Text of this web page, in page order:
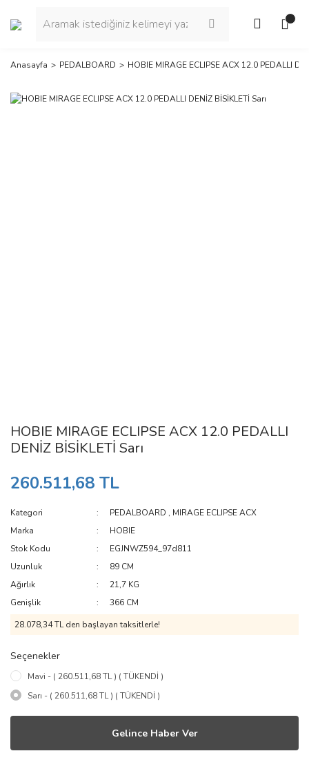
Anasayfa PEDALBOARD HOBIE MIRAGE ECLIPSE ACX 12.0 PEDALLI
HOBIE MIRAGE ECLIPSE ACX 12.0 PEDALLI
DENİZ BİSİKLETİ Sarı
260.511,68 TL
Kategori PEDALBOARD , MIRAGE ECLIPSE ACX
Marka
HOBIE
Stok Kodu
EGJNWZ594_97d811
Uzunluk
89 CM
Ağırlık
21,7 KG
Genişlik
366 CM
28.078,34 TL den başlayan taksitlerle!
Seçenekler
Mavi - ( 260.511,68 TL ) ( TÜKENDİ )
Sarı - ( 260.511,68 TL ) ( TÜKENDİ )
Gelince Haber Ver